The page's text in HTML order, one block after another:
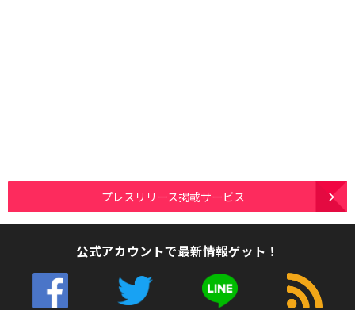
プレスリリース掲載サービス
公式アカウントで最新情報ゲット！